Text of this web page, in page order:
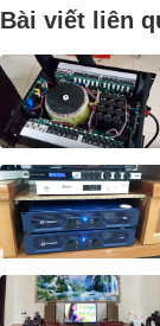
Bài viết liên